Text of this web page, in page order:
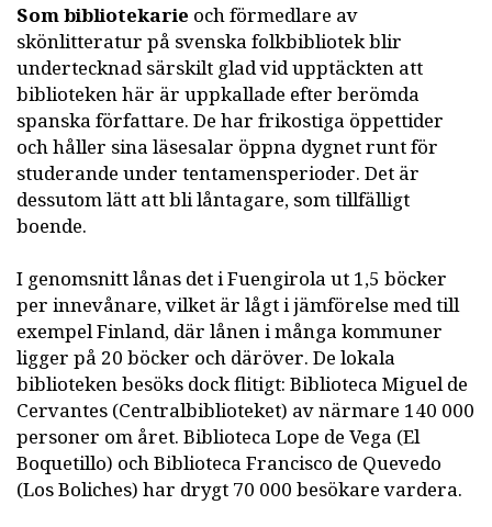
Som bibliotekarie och förmedlare av
skönlitteratur på svenska folkbibliotek blir
undertecknad särskilt glad vid upptäckten att
biblioteken här är uppkallade efter berömda
spanska författare. De har frikostiga öppettider
och håller sina läsesalar öppna dygnet runt för
studerande under tentamensperioder. Det är
dessutom lätt att bli låntagare, som tillfälligt
boende.
I genomsnitt lånas det i Fuengirola ut 1,5 böcker
per innevånare, vilket är lågt i jämförelse med till
exempel Finland, där lånen i många kommuner
ligger på 20 böcker och däröver. De lokala
biblioteken besöks dock flitigt: Biblioteca Miguel de
Cervantes (Centralbiblioteket) av närmare 140 000
personer om året. Biblioteca Lope de Vega (El
Boquetillo) och Biblioteca Francisco de Quevedo
(Los Boliches) har drygt 70 000 besökare vardera.